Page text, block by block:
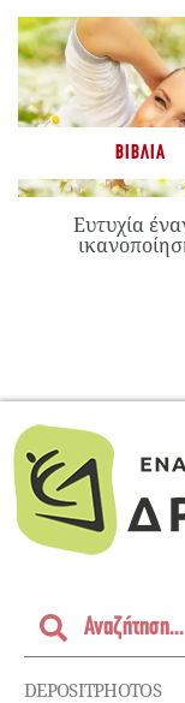
ΒΙΒΛΊΑ
Ευτυχία
DEPOSITPHOTOS